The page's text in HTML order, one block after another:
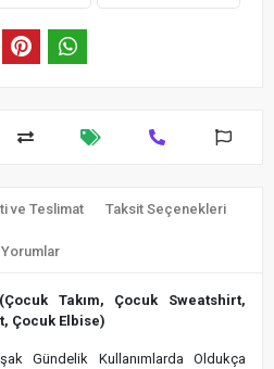
ve Teslimat Taksit Seçenekleri
Yorumlar
Takım, Çocuk Sweatshirt,
Çocuk Elbise)
Gündelik Kullanımlarda Oldukça